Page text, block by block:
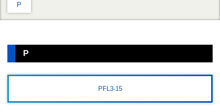
P
P
PFL3-15